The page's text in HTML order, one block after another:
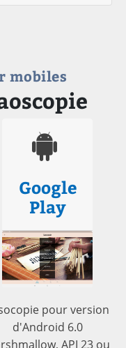
mobiles
Google
Play
pour version
d'Android 6.0
API 23 ou